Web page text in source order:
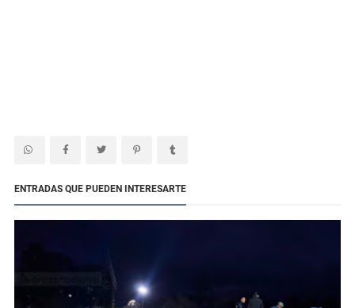
ENTRADAS QUE PUEDEN INTERESARTE